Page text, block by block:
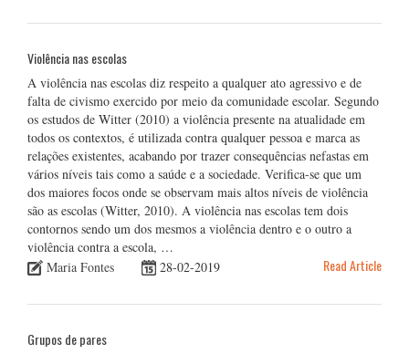
Violência nas escolas
A violência nas escolas diz respeito a qualquer ato agressivo e de
falta de civismo exercido por meio da comunidade escolar. Segundo
os estudos de Witter (2010) a violência presente na atualidade em
todos os contextos, é utilizada contra qualquer pessoa e marca as
relações existentes, acabando por trazer consequências nefastas em
vários níveis tais como a saúde e a sociedade. Verifica-se que um
dos maiores focos onde se observam mais altos níveis de violência
são as escolas (Witter, 2010). A violência nas escolas tem dois
contornos sendo um dos mesmos a violência dentro e o outro a
violência contra a escola, …
Maria Fontes
28-02-2019 Read Article
Grupos de pares